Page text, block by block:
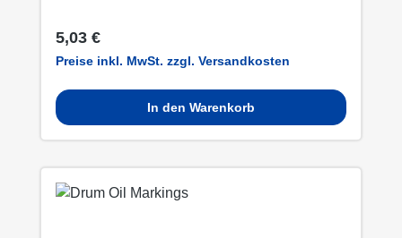
Regulärer Preis:
5,03 €
Preise inkl. MwSt. zzgl. Versandkosten
In den Warenkorb